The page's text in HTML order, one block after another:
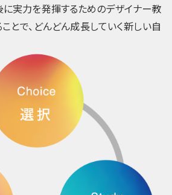
に実力を発揮するためのデザイナー教
とで、どんどん成長していく新しい自